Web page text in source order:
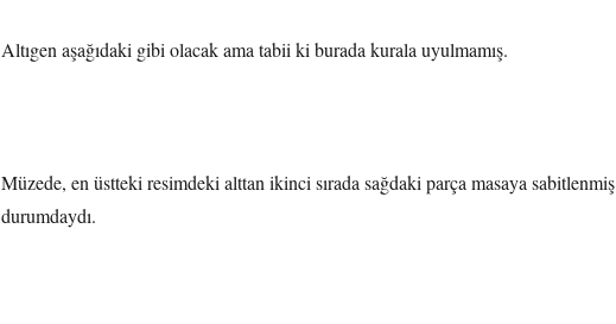
Altıgen aşağıdaki gibi olacak ama tabii ki burada kurala uyulmamış.
Müzede, en üstteki resimdeki alttan ikinci sırada sağdaki parça masaya sabitlenmiş
durumdaydı.